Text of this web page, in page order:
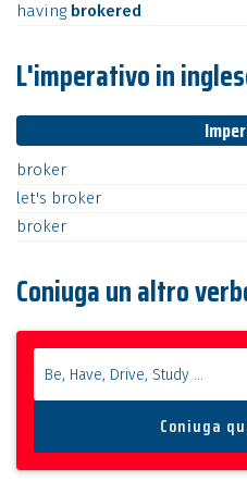
having brokered
L'imperativo in
broker
let's broker
broker
Coniuga un altro